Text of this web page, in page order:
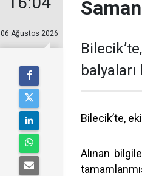
06 Ağustos 2026
Bilecik’te,
Alınan